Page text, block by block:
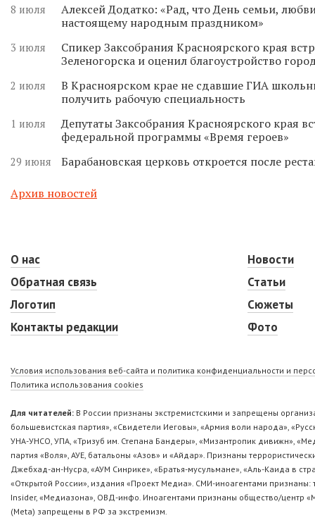
8 июля
Алексей Додатко: «Рад, что День семьи,
настоящему народным праздником»
3 июля
Спикер Заксобрания Красноярского края
Зеленогорска и оценил благоустройство
2 июля
В Красноярском крае не сдавшие ГИА
получить рабочую специальность
1 июля
Депутаты Заксобрания Красноярского края
федеральной программы «Время героев»
29 июня Барабановская церковь откроется после
Архив новостей
О нас
Обратная связь
Логотип
Контакты редакции
Новости
Статьи
Сюжеты
Фото
Условия использования веб-сайта и политика конфиденциальности и
Политика использования cookies
Для читателей: В России признаны экстремистскими и запрещены
большевистская партия», «Свидетели Иеговы», «Армия воли народа»,
УНА-УНСО, УПА, «Тризуб им. Степана Бандеры», «Мизантропик дивижн»,
партия «Воля», АУЕ, батальоны «Азов» и «Айдар». Признаны
Джебхад-ан-Нусра, «АУМ Синрике», «Братья-мусульмане», «Аль-Каида в
«Открытой России», издания «Проект Медиа». СМИ-иноагентами
Insider, «Медиазона», ОВД-инфо. Иноагентами признаны общество/центр
(Metа) запрещены в РФ за экстремизм.